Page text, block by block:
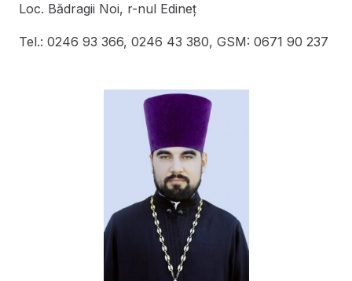
Loc. Bădragii Noi, r-nul Edineţ
Tel.: 0246 93 366, 0246 43 380, GSM: 0671 90 237